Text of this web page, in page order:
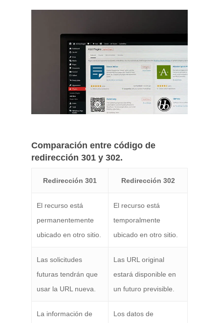
Comparación entre código de
redirección 301 y 302.
Redirección 301 Redirección 302
El recurso está
permanentemente
ubicado en otro sitio.
El recurso está
temporalmente
ubicado en otro sitio.
Las solicitudes
futuras tendrán que
usar la URL nueva.
Las URL original
estará disponible en
un futuro previsible.
La información de
Los datos de